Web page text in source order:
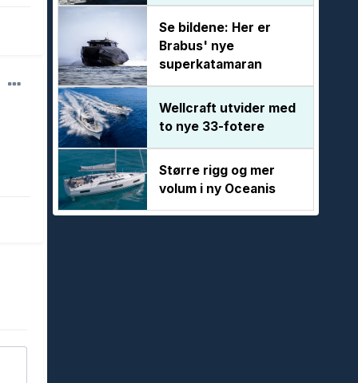
Se bildene: Her er
Brabus' nye
superkatamaran
Wellcraft utvider med
to nye 33-fotere
Større rigg og mer
volum i ny Oceanis